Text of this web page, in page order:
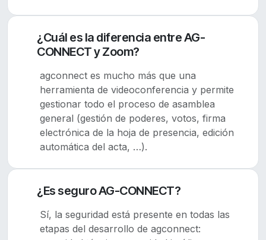
¿Cuál es la diferencia entre AG-
CONNECT y Zoom?
agconnect es mucho más que una
herramienta de videoconferencia y permite
gestionar todo el proceso de asamblea
general (gestión de poderes, votos, firma
electrónica de la hoja de presencia, edición
automática del acta, …).
¿Es seguro AG-CONNECT?
Sí, la seguridad está presente en todas las
etapas del desarrollo de agconnect: